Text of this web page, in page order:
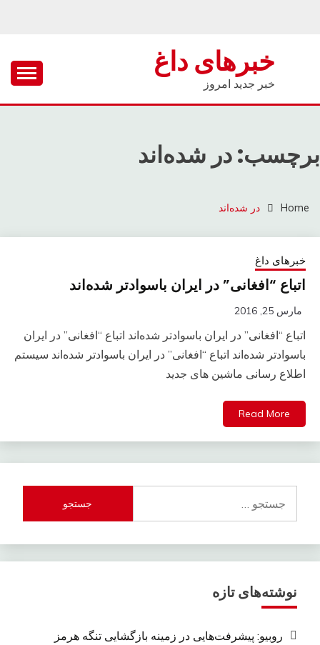
خبرهای داغ
خبر جدید امروز
برچسب: در شده‌اند
Home در شده‌اند
خبرهای داغ
اتباع “افغانی” در ایران باسوادتر شده‌اند
مارس 25, 2016
اتباع “افغانی” در ایران باسوادتر شده‌اند اتباع “افغانی” در ایران
باسوادتر شده‌اند اتباع “افغانی” در ایران باسوادتر شده‌اند سیستم
اطلاع رسانی ماشین های جدید
Read More
برای:
نوشته‌های تازه
روبیو: پیشرفت‌هایی در زمینه بازگشایی تنگه هرمز